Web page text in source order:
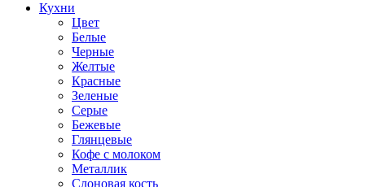
Кухни
Цвет
Белые
Черные
Желтые
Красные
Зеленые
Серые
Бежевые
Глянцевые
Кофе с молоком
Металлик
Слоновая кость